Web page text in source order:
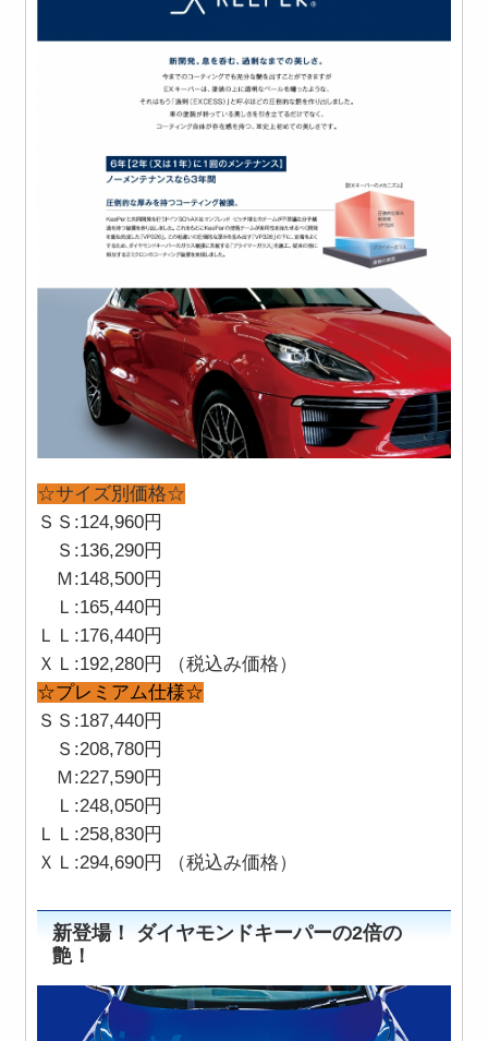
☆サイズ別価格☆
ＳＳ:124,960円
Ｓ:136,290円
Ｍ:148,500円
Ｌ:165,440円
ＬＬ:176,440円
ＸＬ:192,280円 （税込み価格）
☆プレミアム仕様☆
ＳＳ:187,440円
Ｓ:208,780円
Ｍ:227,590円
Ｌ:248,050円
ＬＬ:258,830円
ＸＬ:294,690円 （税込み価格）
新登場！ ダイヤモンドキーパーの2倍の
艶！